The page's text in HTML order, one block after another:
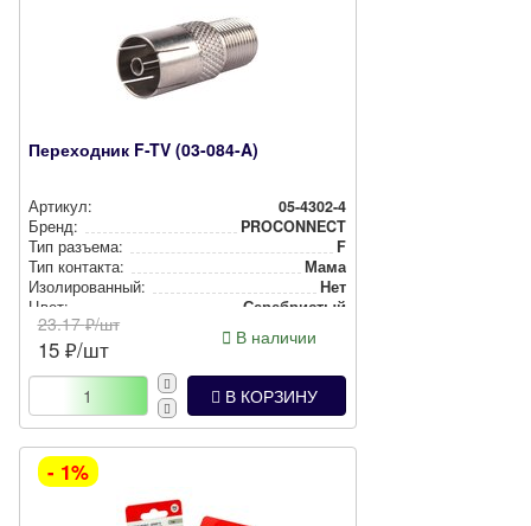
Переходник F-TV (03-084-A)
Артикул:
05-4302-4
Бренд:
PROCONNECT
Тип разъема:
F
Тип контакта:
Мама
Изо­ли­ро­ван­ный:
Нет
Цвет:
Сереб­рис­тый
23.17₽/шт
15 ₽/шт В наличии
В КОРЗИНУ
- 1%